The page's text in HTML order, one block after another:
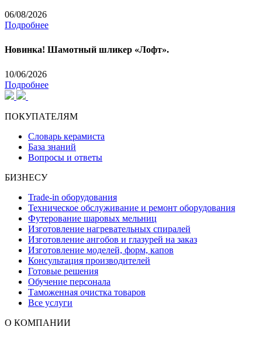
06/08/2026
Подробнее
Новинка! Шамотный шликер «Лофт».
10/06/2026
Подробнее
ПОКУПАТЕЛЯМ
Словарь керамиста
База знаний
Вопросы и ответы
БИЗНЕСУ
Trade-in оборудования
Техническое обслуживание и ремонт оборудования
Футерование шаровых мельниц
Изготовление нагревательных спиралей
Изготовление ангобов и глазурей на заказ
Изготовление моделей, форм, капов
Консультация производителей
Готовые решения
Обучение персонала
Таможенная очистка товаров
Все услуги
О КОМПАНИИ